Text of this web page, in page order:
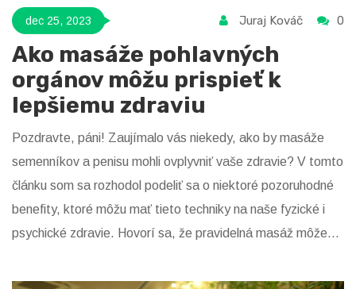
dec 25, 2023 Juraj Kováč 0
Ako masáže pohlavných
orgánov môžu prispieť k
lepšiemu zdraviu
Pozdravte, páni! Zaujímalo vás niekedy, ako by masáže
semenníkov a penisu mohli ovplyvniť vaše zdravie? V tomto
článku som sa rozhodol podeliť sa o niektoré pozoruhodné
benefity, ktoré môžu mať tieto techniky na naše fyzické i
psychické zdravie. Hovorí sa, že pravidelná masáž môže
komplikácií a dokonca aj zvýšiť sexuálne pôžitky. Takže ak